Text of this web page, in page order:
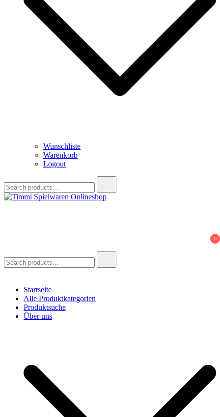
Wunschliste
Warenkorb
Logout
for:
0
for:
Startseite
Alle Produktkategorien
Produktsuche
Über uns